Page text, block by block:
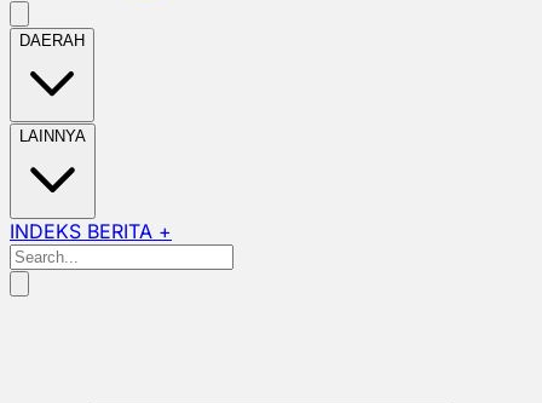
DAERAH
LAINNYA
INDEKS BERITA +